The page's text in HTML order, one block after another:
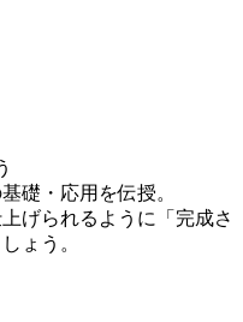
礎・応用を伝授。
げられるように「完成さ
ょう。